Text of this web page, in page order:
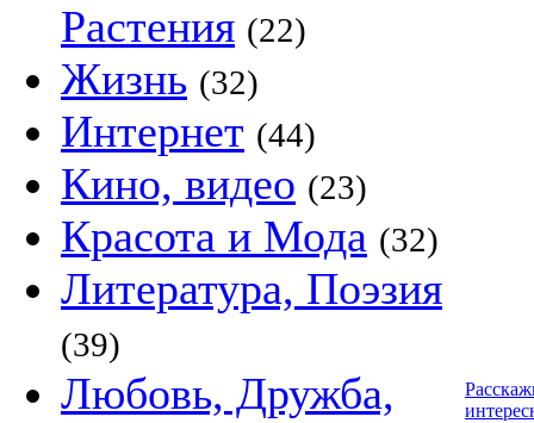
Растения (22)
Жизнь (32)
Интернет (44)
Кино, видео (23)
Красота и Мода (32)
Литература, Поэзия
(39)
Любовь, Дружба,